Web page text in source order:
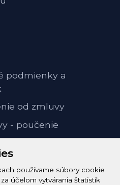
používame súbory cookie
účelom vytvárania štatistík
podmienky a
od zmluvy
- poučenie